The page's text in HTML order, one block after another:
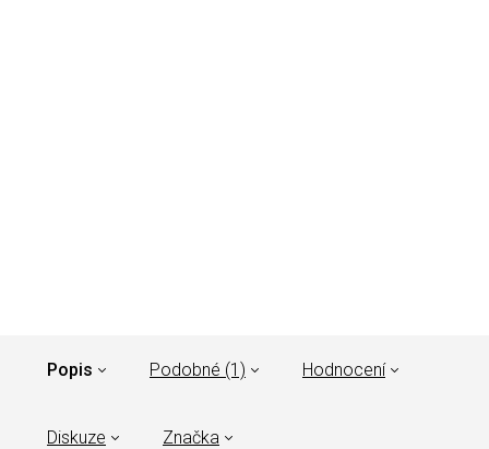
Popis Podobné (1) Hodnocení
Diskuze Značka